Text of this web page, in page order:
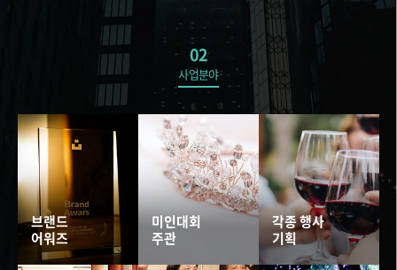
02
사업분야
브랜드
어워즈
미인대회
주관
각종 행사
기획